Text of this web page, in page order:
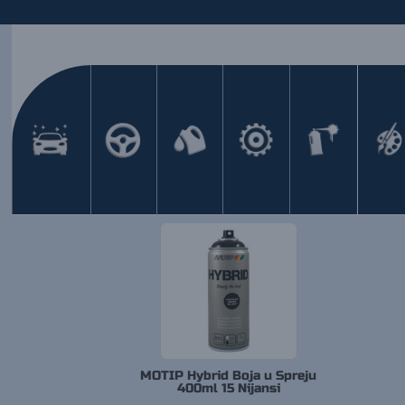
Početna / Proizvod Motip Hybrid boje 400ml 15
304601 Bezbojni Lak
MOTIP Hybrid Boja u Spreju
400ml 15 Nijansi